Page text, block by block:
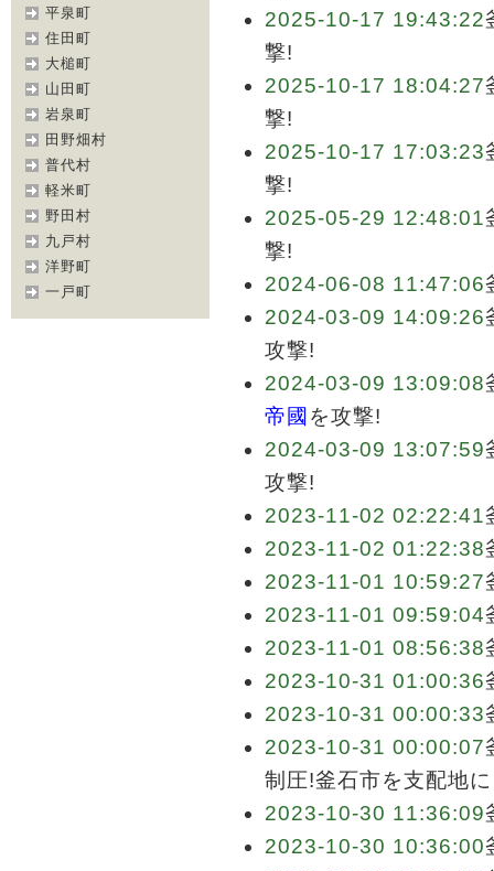
平泉町
住田町
大槌町
山田町
岩泉町
田野畑村
普代村
軽米町
野田村
九戸村
洋野町
一戸町
2025-10-17 19:43:22
撃!
2025-10-17 18:04:27
撃!
2025-10-17 17:03:23
撃!
2025-05-29 12:48:01
撃!
2024-06-08 11:47:06
2024-03-09 14:09:26
攻撃!
2024-03-09 13:09:08
帝國 を攻撃!
2024-03-09 13:07:59
攻撃!
2023-11-02 02:22:41
2023-11-02 01:22:38
2023-11-01 10:59:27
2023-11-01 09:59:04
2023-11-01 08:56:38
2023-10-31 01:00:36
2023-10-31 00:00:33
2023-10-31 00:00:07
制圧!釜石市を支配地
2023-10-30 11:36:09
2023-10-30 10:36:00